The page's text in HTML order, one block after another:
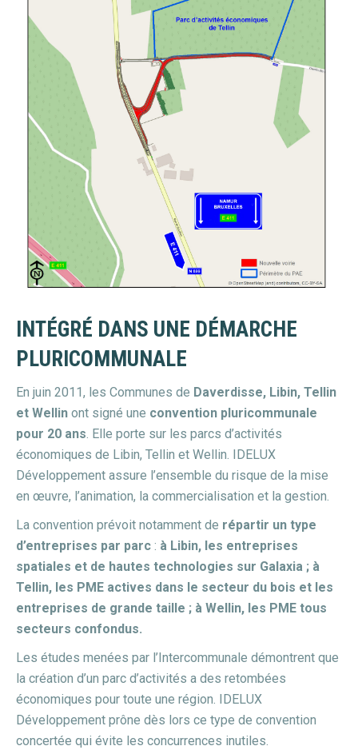
INTÉGRÉ DANS UNE DÉMARCHE
PLURICOMMUNALE
En juin 2011, les Communes de Daverdisse, Libin, Tellin
et Wellin ont signé une convention pluricommunale
pour 20 ans. Elle porte sur les parcs d’activités
économiques de Libin, Tellin et Wellin. IDELUX
Développement assure l’ensemble du risque de la mise
en œuvre, l’animation, la commercialisation et la gestion.
La convention prévoit notamment de répartir un type
d’entreprises par parc : à Libin, les entreprises
spatiales et de hautes technologies sur Galaxia ; à
Tellin, les PME actives dans le secteur du bois et les
entreprises de grande taille ; à Wellin, les PME tous
secteurs confondus.
Les études menées par l’Intercommunale démontrent que
la création d’un parc d’activités a des retombées
économiques pour toute une région. IDELUX
Développement prône dès lors ce type de convention
concertée qui évite les concurrences inutiles.